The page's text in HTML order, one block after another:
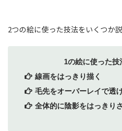
2つの絵に使った技法をいくつか説
1の絵に使った技
線画をはっきり描く
毛先をオーバーレイで透
全体的に陰影をはっきり